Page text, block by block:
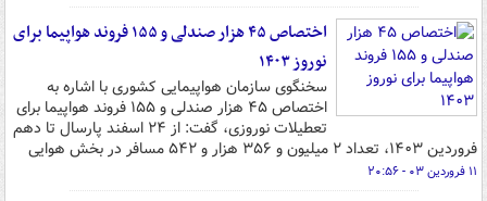
اختصاص ۴۵ هزار صندلی و ۱۵۵ فروند هواپیما برای
نوروز ۱۴۰۳
سخنگوی سازمان هواپیمایی کشوری با اشاره به
اختصاص ۴۵ هزار صندلی و ۱۵۵ فروند هواپیما برای
تعطیلات نوروزی، گفت: از ۲۴ اسفند پارسال تا دهم
فروردین ۱۴۰۳، تعداد ۲ میلیون و ۳۵۶ هزار و ۵۴۲ مسافر در بخش هوایی
۱۱ فروردین ۰۳ - ۲۰:۵۶